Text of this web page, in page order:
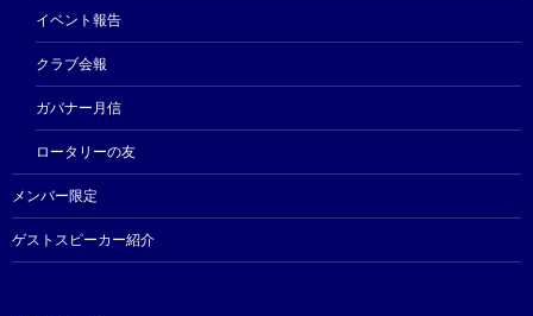
イベント報告
クラブ会報
ガバナー月信
ロータリーの友
メンバー限定
ゲストスピーカー紹介